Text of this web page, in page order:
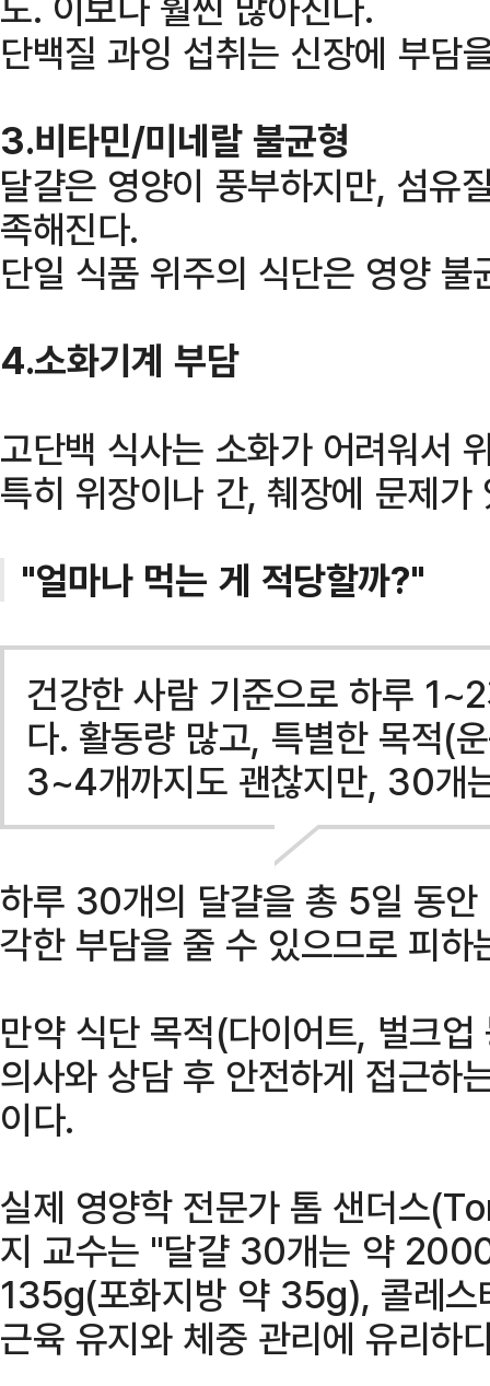
단백질 과잉 섭취는 신장에 부담
3.비타민/미네랄 불균형
달걀은 영양이 풍부하지만, 섬유
족해진다.
단일 식품 위주의 식단은 영양 불
4.소화기계 부담
고단백 식사는 소화가 어려워서
특히 위장이나 간, 췌장에 문제
"얼마나 먹는 게 적당할까?"
건강한 사람 기준으로 하루
다. 활동량 많고, 특별한 목적(
3~4개까지도 괜찮지만, 30개
하루 30개의 달걀을 총 5일 동
각한 부담을 줄 수 있으므로 피하
만약 식단 목적(다이어트, 벌크
의사와 상담 후 안전하게 접근하
이다.
실제 영양학 전문가 톰 샌더스
지 교수는 "달걀 30개는 약
135g(포화지방 약 35g), 콜레스
근육 유지와 체중 관리에 유리하